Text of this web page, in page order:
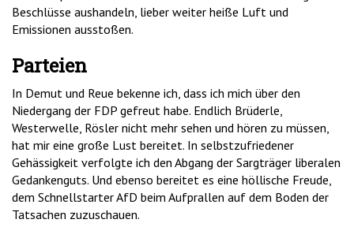
Beschlüsse aushandeln, lieber weiter heiße Luft und
Emissionen ausstoßen.
Parteien
In Demut und Reue bekenne ich, dass ich mich über den
Niedergang der FDP gefreut habe. Endlich Brüderle,
Westerwelle, Rösler nicht mehr sehen und hören zu müssen,
hat mir eine große Lust bereitet. In selbstzufriedener
Gehässigkeit verfolgte ich den Abgang der Sargträger liberalen
Gedankenguts. Und ebenso bereitet es eine höllische Freude,
dem Schnellstarter AfD beim Aufprallen auf dem Boden der
Tatsachen zuzuschauen.